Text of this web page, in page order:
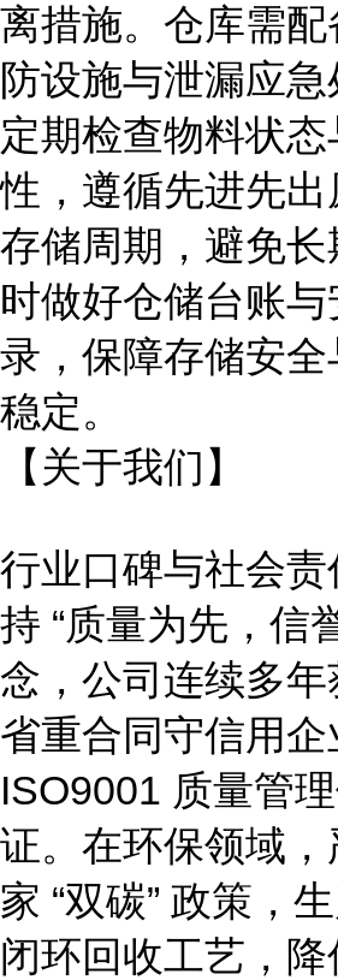
离措施。仓库需
防设施与泄漏应急
定期检查物料状
性，遵循先进先出
存储周期，避免长
时做好仓储台账
录，保障存储安
稳定。
【关于我们】
行业口碑与社会责
持 “质量为先，信
念，公司连续多年
省重合同守信用企
ISO9001 质量管
证。在环保领域，
家 “双碳” 政策，
闭环回收工艺，